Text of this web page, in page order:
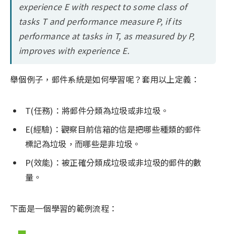
experience E with respect to some class of
tasks T and performance measure P, if its
performance at tasks in T, as measured by P,
improves with experience E.
舉個例子，郵件系統是如何學習呢？套用以上定義：
T(任務)：將郵件分類為垃圾或非垃圾。
E(經驗)：觀察目前信箱的信是把哪些種類的郵件
標記為垃圾，而哪些是非垃圾。
P(效能)：被正確分類成垃圾或非垃圾的郵件的數
量。
下面是一個學習的範例流程：